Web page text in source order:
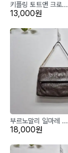
키플링 토트앤 크로...
13,000원
부르노말리 일마레 ...
18,000원